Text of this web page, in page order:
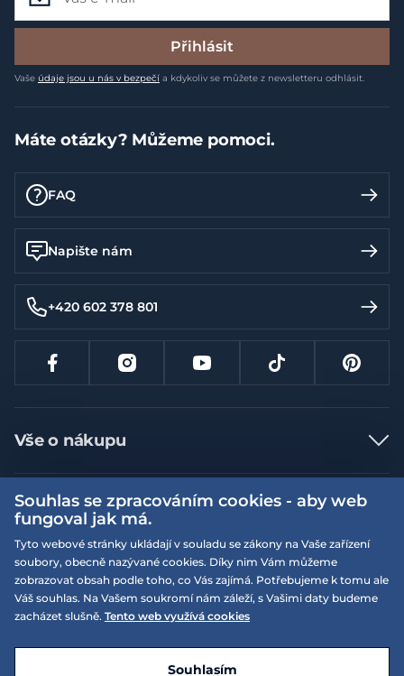
Přihlásit
Vaše údaje jsou u nás v bezpečí a kdykoliv se můžete z newsletteru odhlásit.
Máte otázky? Můžeme pomoci.
FAQ
Napište nám
+420 602 378 801
Vše o nákupu
Jak nakupovat
Nejčastější dotazy
Doprava a platba
Vrácení a výměna zboží
Reklamace
Velikostní tabulky
Více informací
Obchodní podmínky
Podmínky EQS věrnostního klubu
On-line katalogy
Naše prodejny
EQS Rudná
E-shop vytvořila a technicky zajišťujeSIMPLIA.cz
Souhlas se zpracováním cookies - aby web
fungoval jak má.
Tyto webové stránky ukládají v souladu se zákony na Vaše zařízení
soubory, obecně nazývané cookies. Díky nim Vám můžeme
zobrazovat obsah podle toho, co Vás zajímá. Potřebujeme k tomu ale
Váš souhlas. Na Vašem soukromí nám záleží, s Vašimi daty budeme
zacházet slušně. Tento web využívá cookies
Souhlasím